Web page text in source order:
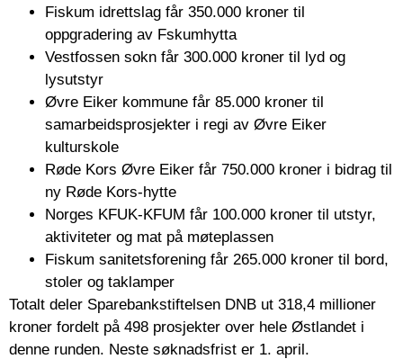
Fiskum idrettslag får 350.000 kroner til
oppgradering av Fskumhytta
Vestfossen sokn får 300.000 kroner til lyd og
lysutstyr
Øvre Eiker kommune får 85.000 kroner til
samarbeidsprosjekter i regi av Øvre Eiker
kulturskole
Røde Kors Øvre Eiker får 750.000 kroner i bidrag til
ny Røde Kors-hytte
Norges KFUK-KFUM får 100.000 kroner til utstyr,
aktiviteter og mat på møteplassen
Fiskum sanitetsforening får 265.000 kroner til bord,
stoler og taklamper
Totalt deler Sparebankstiftelsen DNB ut 318,4 millioner
kroner fordelt på 498 prosjekter over hele Østlandet i
denne runden. Neste søknadsfrist er 1. april.